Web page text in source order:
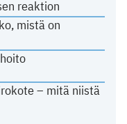
reaktion
mistä on
– mitä niistä